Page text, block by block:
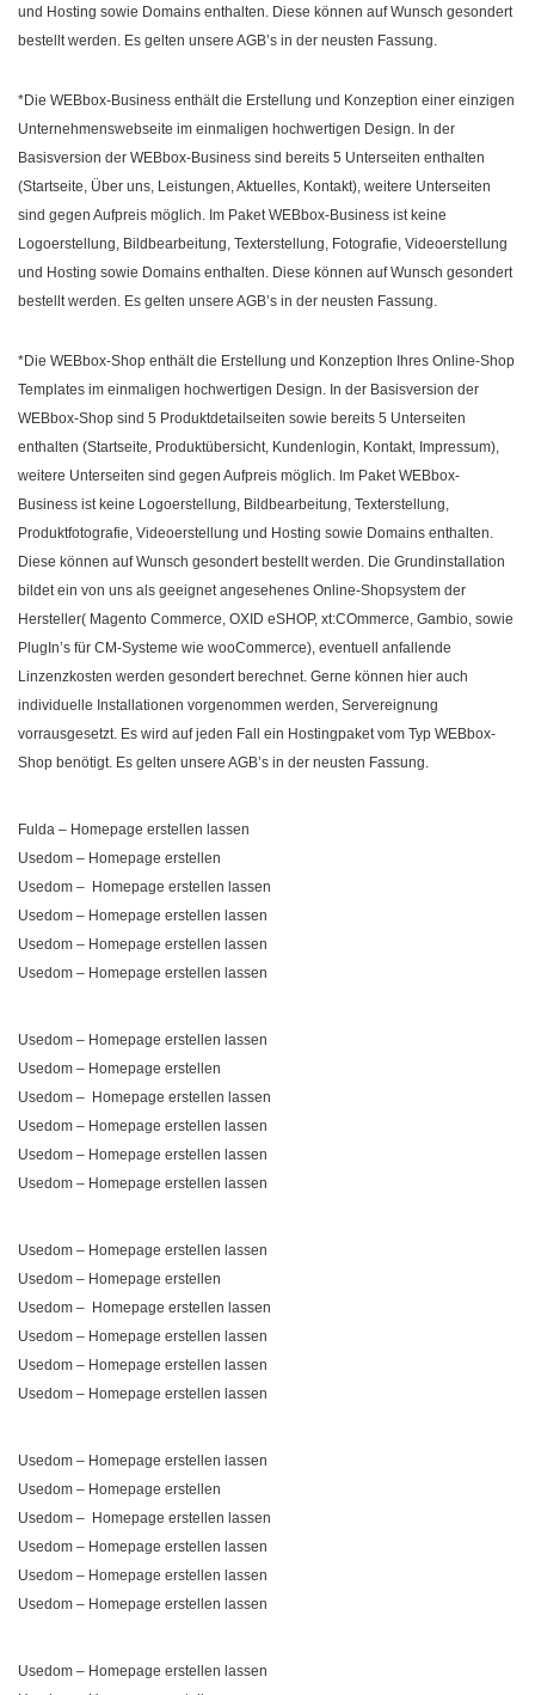
und Hosting sowie Domains enthalten. Diese können auf Wunsch gesondert
bestellt werden. Es gelten unsere AGB’s in der neusten Fassung.
*Die WEBbox-Business enthält die Erstellung und Konzeption einer einzigen
Unternehmenswebseite im einmaligen hochwertigen Design. In der
Basisversion der WEBbox-Business sind bereits 5 Unterseiten enthalten
(Startseite, Über uns, Leistungen, Aktuelles, Kontakt), weitere Unterseiten
sind gegen Aufpreis möglich. Im Paket WEBbox-Business ist keine
Logoerstellung, Bildbearbeitung, Texterstellung, Fotografie, Videoerstellung
und Hosting sowie Domains enthalten. Diese können auf Wunsch gesondert
bestellt werden. Es gelten unsere AGB’s in der neusten Fassung.
*Die WEBbox-Shop enthält die Erstellung und Konzeption Ihres Online-Shop
Templates im einmaligen hochwertigen Design. In der Basisversion der
WEBbox-Shop sind 5 Produktdetailseiten sowie bereits 5 Unterseiten
enthalten (Startseite, Produktübersicht, Kundenlogin, Kontakt, Impressum),
weitere Unterseiten sind gegen Aufpreis möglich. Im Paket WEBbox-
Business ist keine Logoerstellung, Bildbearbeitung, Texterstellung,
Produktfotografie, Videoerstellung und Hosting sowie Domains enthalten.
Diese können auf Wunsch gesondert bestellt werden. Die Grundinstallation
bildet ein von uns als geeignet angesehenes Online-Shopsystem der
Hersteller( Magento Commerce, OXID eSHOP, xt:COmmerce, Gambio, sowie
PlugIn’s für CM-Systeme wie wooCommerce), eventuell anfallende
Linzenzkosten werden gesondert berechnet. Gerne können hier auch
individuelle Installationen vorgenommen werden, Servereignung
vorrausgesetzt. Es wird auf jeden Fall ein Hostingpaket vom Typ WEBbox-
Shop benötigt. Es gelten unsere AGB’s in der neusten Fassung.
Fulda – Homepage erstellen lassen
Usedom – Homepage erstellen
Usedom – Homepage erstellen lassen
Usedom – Homepage erstellen lassen
Usedom – Homepage erstellen lassen
Usedom – Homepage erstellen lassen
Usedom – Homepage erstellen lassen
Usedom – Homepage erstellen
Usedom – Homepage erstellen lassen
Usedom – Homepage erstellen lassen
Usedom – Homepage erstellen lassen
Usedom – Homepage erstellen lassen
Usedom – Homepage erstellen lassen
Usedom – Homepage erstellen
Usedom – Homepage erstellen lassen
Usedom – Homepage erstellen lassen
Usedom – Homepage erstellen lassen
Usedom – Homepage erstellen lassen
Usedom – Homepage erstellen lassen
Usedom – Homepage erstellen
Usedom – Homepage erstellen lassen
Usedom – Homepage erstellen lassen
Usedom – Homepage erstellen lassen
Usedom – Homepage erstellen lassen
Usedom – Homepage erstellen lassen